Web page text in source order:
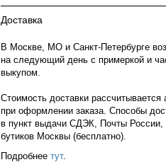
Доставка
В Москве, МО и Санкт-Петербурге
на следующий день с примеркой и
выкупом.
Стоимость доставки рассчитывается
при оформлении заказа. Способы
в пункт выдачи СДЭК, Почты России,
бутиков Москвы (бесплатно).
Подробнее тут.